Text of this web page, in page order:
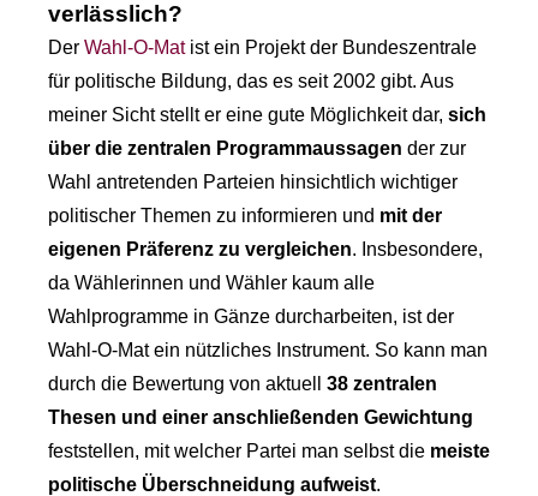
verlässlich?
Der Wahl-O-Mat ist ein Projekt der Bundeszentrale
für politische Bildung, das es seit 2002 gibt. Aus
meiner Sicht stellt er eine gute Möglichkeit dar, sich
über die zentralen Programmaussagen der zur
Wahl antretenden Parteien hinsichtlich wichtiger
politischer Themen zu informieren und mit der
eigenen Präferenz zu vergleichen. Insbesondere,
da Wählerinnen und Wähler kaum alle
Wahlprogramme in Gänze durcharbeiten, ist der
Wahl-O-Mat ein nützliches Instrument. So kann man
durch die Bewertung von aktuell 38 zentralen
Thesen und einer anschließenden Gewichtung
feststellen, mit welcher Partei man selbst die meiste
politische Überschneidung aufweist.